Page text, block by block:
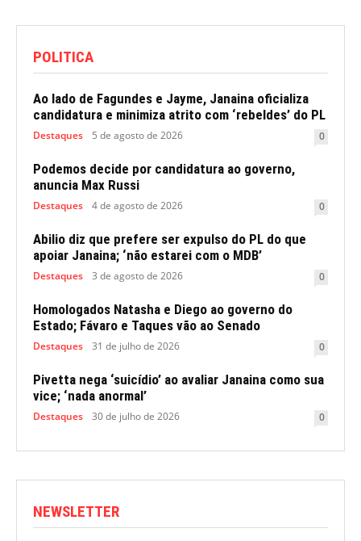
POLITICA
Ao lado de Fagundes e Jayme, Janaina oficializa
candidatura e minimiza atrito com ‘rebeldes’ do PL
Destaques 5 de agosto de 2026 0
Podemos decide por candidatura ao governo,
anuncia Max Russi
Destaques 4 de agosto de 2026 0
Abilio diz que prefere ser expulso do PL do que
apoiar Janaina; ‘não estarei com o MDB’
Destaques 3 de agosto de 2026 0
Homologados Natasha e Diego ao governo do
Estado; Fávaro e Taques vão ao Senado
Destaques 31 de julho de 2026 0
Pivetta nega ‘suicídio’ ao avaliar Janaina como sua
vice; ‘nada anormal’
Destaques 30 de julho de 2026 0
NEWSLETTER